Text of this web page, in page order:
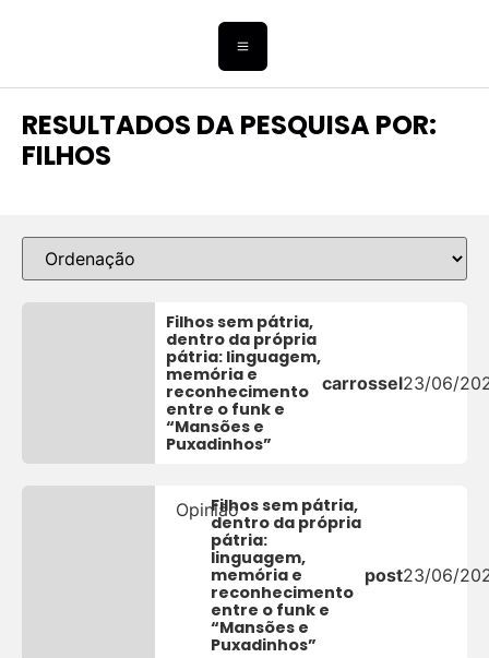
RESULTADOS DA PESQUISA POR:
FILHOS
Filhos sem pátria,
dentro da própria
pátria: linguagem,
memória e
reconhecimento
entre o funk e
“Mansões e
Puxadinhos”
carrossel23/06/
OpiniãoFilhos sem pátria,
dentro da própria
pátria:
linguagem,
memória e
reconhecimento
entre o funk e
“Mansões e
Puxadinhos”
post23/06/